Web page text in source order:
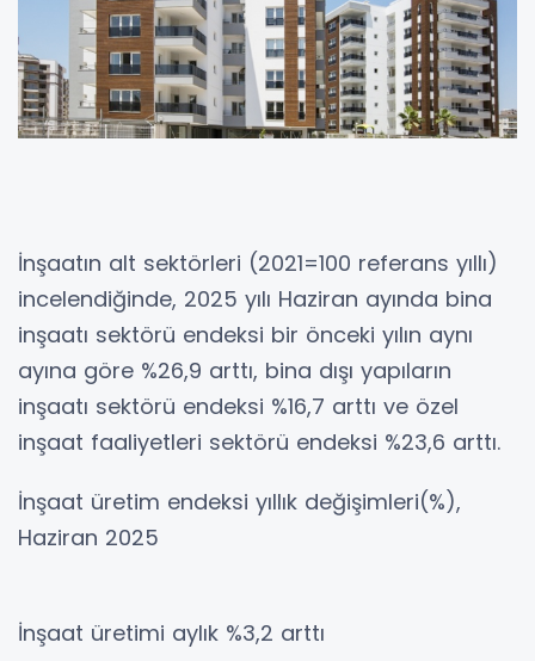
İnşaatın alt sektörleri (2021=100 referans yıllı)
incelendiğinde, 2025 yılı Haziran ayında bina
inşaatı sektörü endeksi bir önceki yılın aynı
ayına göre %26,9 arttı, bina dışı yapıların
inşaatı sektörü endeksi %16,7 arttı ve özel
inşaat faaliyetleri sektörü endeksi %23,6 arttı.
İnşaat üretim endeksi yıllık değişimleri(%),
Haziran 2025
İnşaat üretimi aylık %3,2 arttı